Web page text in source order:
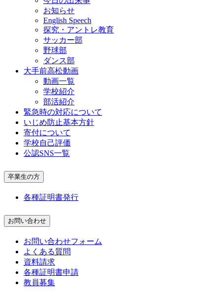
お知らせ
English Speech
探究・アントレ教育
サッカー部
野球部
ダンス部
大手前高松動画
動画一覧
学校紹介
部活紹介
緊急時の対応について
いじめ防止基本方針
寄付について
学校自己評価
公認SNS一覧
卒業生の方
各種証明書発行
お問い合わせ
お問い合わせフォーム
よくある質問
資料請求
各種証明書申請
教員募集